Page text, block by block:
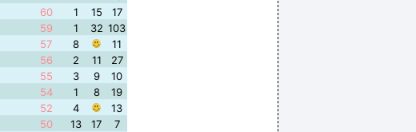
60 1 15 17
59 1 32 103
57 8 11
56 2 11 27
55 3 9 10
54 1 8 19
52 4 13
50 13 17 7